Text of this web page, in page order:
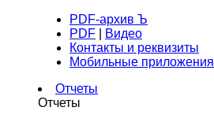
PDF-архив Ъ
PDF
Видео
Контакты и реквизиты
Мобильные приложения
Отчеты
Отчеты